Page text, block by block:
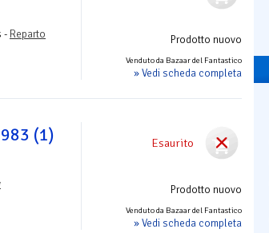
Prodotto nuovo
Venduto da Bazaar del Fantastico
» Vedi scheda completa
- Reparto
Esaurito
Prodotto nuovo
Venduto da Bazaar del Fantastico
» Vedi scheda completa
(1)